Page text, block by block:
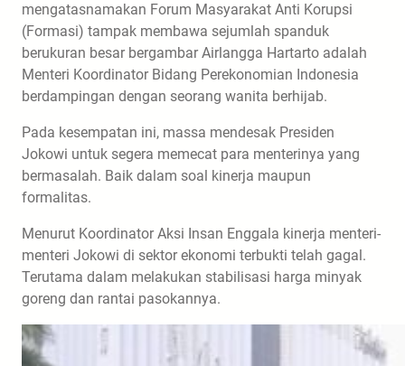
mengatasnamakan Forum Masyarakat Anti Korupsi
(Formasi) tampak membawa sejumlah spanduk
berukuran besar bergambar Airlangga Hartarto adalah
Menteri Koordinator Bidang Perekonomian Indonesia
berdampingan dengan seorang wanita berhijab.
Pada kesempatan ini, massa mendesak Presiden
Jokowi untuk segera memecat para menterinya yang
bermasalah. Baik dalam soal kinerja maupun
formalitas.
Menurut Koordinator Aksi Insan Enggala kinerja menteri-
menteri Jokowi di sektor ekonomi terbukti telah gagal.
Terutama dalam melakukan stabilisasi harga minyak
goreng dan rantai pasokannya.